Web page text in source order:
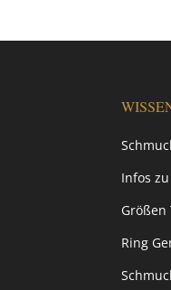
Infos zu
Größen
Ring